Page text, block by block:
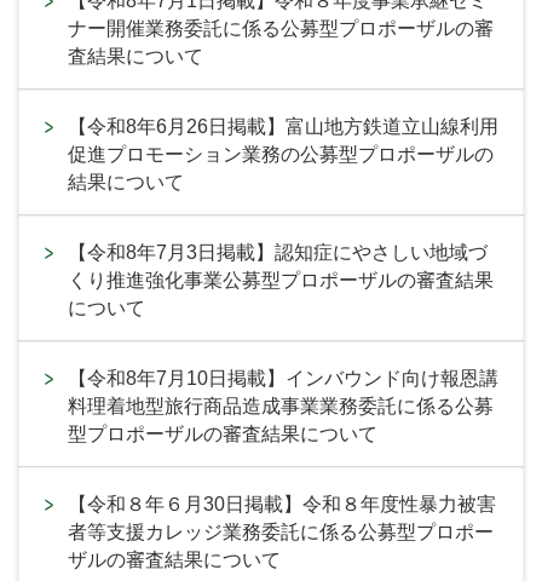
ナー開催業務委託に係る公募型プロポーザルの審
査結果について
【令和8年6月26日掲載】富山地方鉄道立山線利用
促進プロモーション業務の公募型プロポーザルの
結果について
【令和8年7月3日掲載】認知症にやさしい地域づ
くり推進強化事業公募型プロポーザルの審査結果
について
【令和8年7月10日掲載】インバウンド向け報恩講
料理着地型旅行商品造成事業業務委託に係る公募
型プロポーザルの審査結果について
【令和８年６月30日掲載】令和８年度性暴力被害
者等支援カレッジ業務委託に係る公募型プロポー
ザルの審査結果について